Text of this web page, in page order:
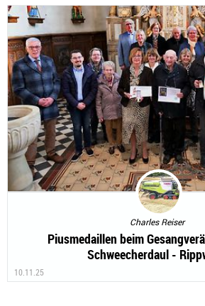
Charles Reiser
Piusmedaillen beim
Schweecherdaul -
10.11.25